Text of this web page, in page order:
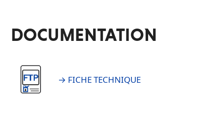
DOCUMENTATION
→ FICHE TECHNIQUE